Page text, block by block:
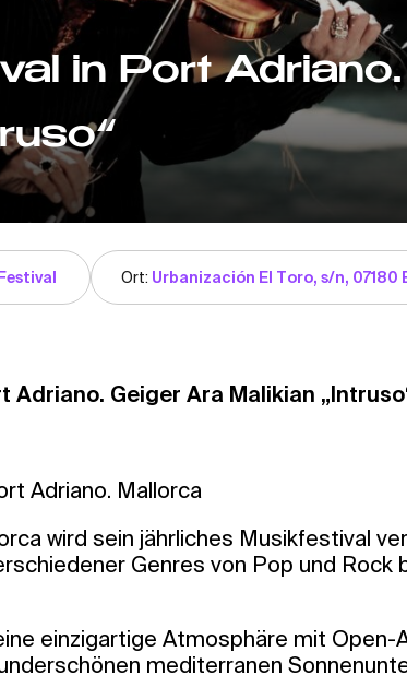
in Port
Ort: Urbanización El Toro, s/n, 07180
Adriano. Geiger Ara Malikian
Adriano. Mallorca
wird sein jährliches Musikfestival
Genres von Pop und Rock
einzigartige Atmosphäre mit Open-
mediterranen